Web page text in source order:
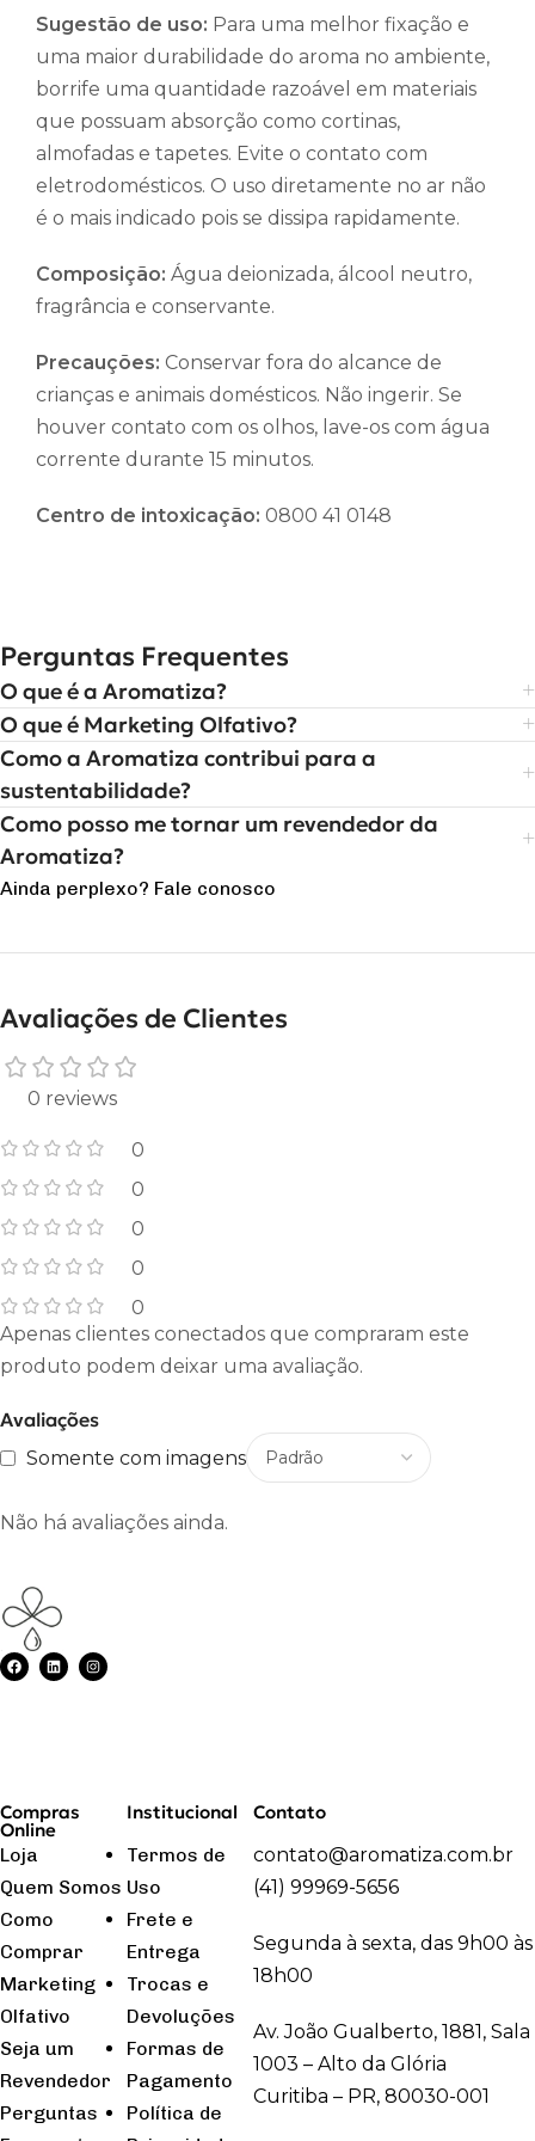
Sugestão de uso: Para uma melhor fixação e
uma maior durabilidade do aroma no ambiente,
borrife uma quantidade razoável em materiais
que possuam absorção como cortinas,
almofadas e tapetes. Evite o contato com
eletrodomésticos. O uso diretamente no ar não
é o mais indicado pois se dissipa rapidamente.
Composição: Água deionizada, álcool neutro,
fragrância e conservante.
Precauções: Conservar fora do alcance de
crianças e animais domésticos. Não ingerir. Se
houver contato com os olhos, lave-os com água
corrente durante 15 minutos.
Centro de intoxicação: 0800 41 0148
Perguntas Frequentes
O que é a Aromatiza?
O que é Marketing Olfativo?
Como a Aromatiza contribui para a
sustentabilidade?
Como posso me tornar um revendedor da
Aromatiza?
Ainda perplexo? Fale conosco
Avaliações de Clientes
0 reviews
0
0
0
0
0
Avaliações
Somente com imagens
Não há avaliações ainda.
Apenas clientes conectados que compraram este
produto podem deixar uma avaliação.
Compras
Online
Loja
Quem Somos
Como
Comprar
Marketing
Olfativo
Seja um
Revendedor
Perguntas
Institucional
Termos de
Uso
Frete e
Entrega
Trocas e
Devoluções
Formas de
Pagamento
Política de
Contato
contato@aromatiza.com.br
(41) 99969-5656
Segunda à sexta, das 9h00 às
18h00
Av. João Gualberto, 1881, Sala
1003 – Alto da Glória
Curitiba – PR, 80030-001